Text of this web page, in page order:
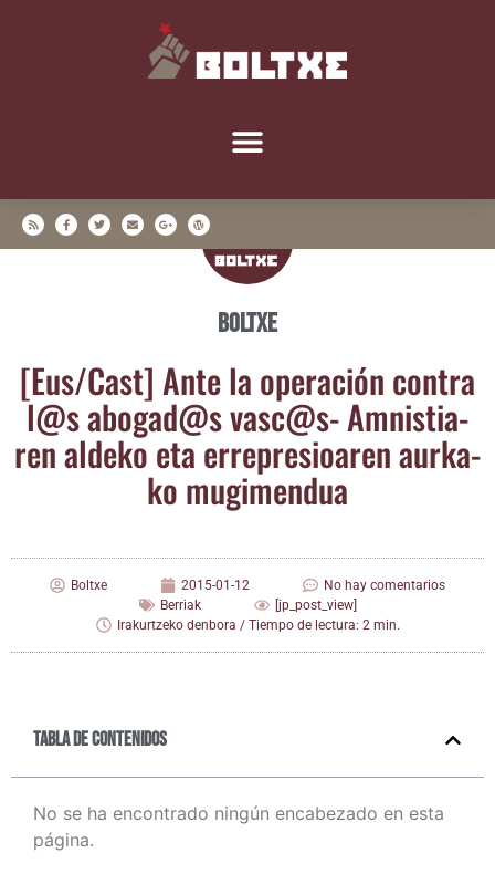
Boltxe
[Eus/​Cast] Ante la ope­ra­ción con­tra
l@s abogad@s vasc@s- Amnis­tia­
ren alde­ko eta erre­pre­sioa­ren aur­ka­
ko mugimendua
Boltxe 2015-01-12
No hay comentarios
Berriak
[jp_post_view]
Irakurtzeko denbora / Tiempo de lectura: 2 min.
Tabla de contenidos
No se ha encontrado ningún encabezado en esta
página.